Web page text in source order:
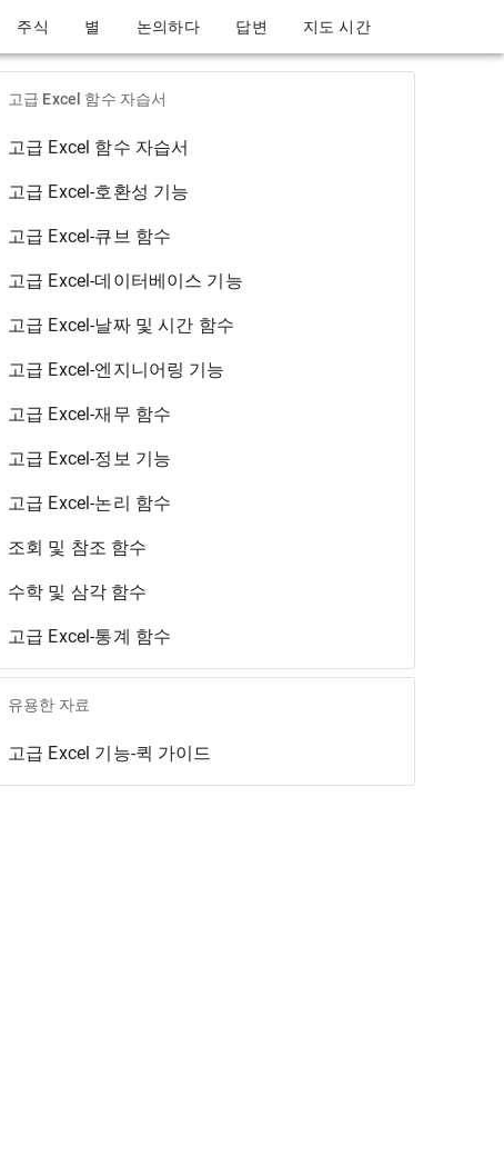
주식 별 논의하다 답변 지도 시간
고급 Excel 함수 자습서
고급 Excel 함수 자습서
고급 Excel-호환성 기능
고급 Excel-큐브 함수
고급 Excel-데이터베이스 기능
고급 Excel-날짜 및 시간 함수
고급 Excel-엔지니어링 기능
고급 Excel-재무 함수
고급 Excel-정보 기능
고급 Excel-논리 함수
조회 및 참조 함수
수학 및 삼각 함수
고급 Excel-통계 함수
유용한 자료
고급 Excel 기능-퀵 가이드